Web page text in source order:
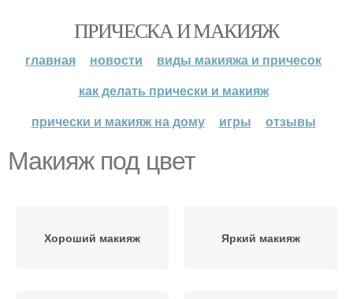
ПРИЧЕСКА И МАКИЯЖ
главная новости
виды макияжа и причесок
как делать прически и макияж
прически и макияж на дому
игры отзывы
Макияж под цвет
Хороший макияж Яркий макияж